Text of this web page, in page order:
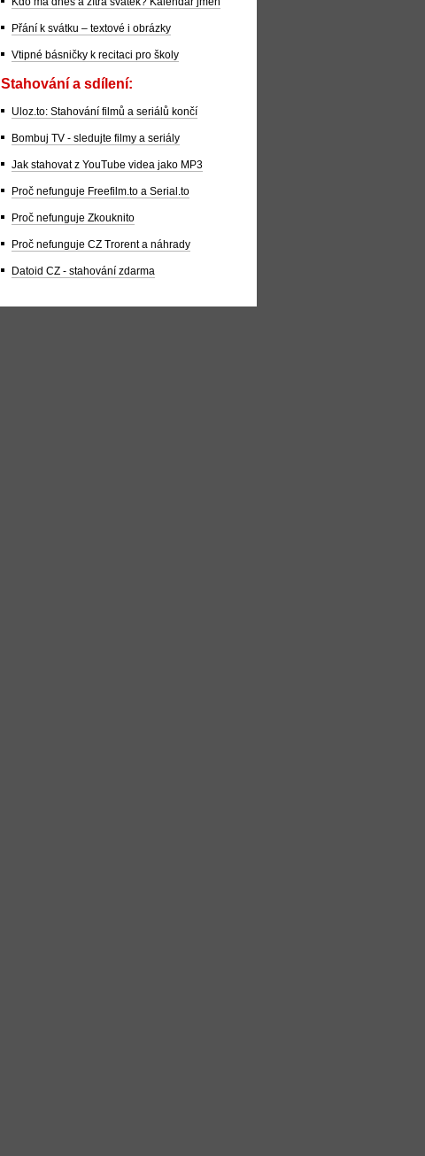
Přání k svátku – textové i obrázky
Vtipné básničky k recitaci pro školy
Stahování a sdílení:
Uloz.to: Stahování filmů a seriálů končí
Bombuj TV - sledujte filmy a seriály
Jak stahovat z YouTube videa jako MP3
Proč nefunguje Freefilm.to a Serial.to
Proč nefunguje Zkouknito
Proč nefunguje CZ Trorent a náhrady
Datoid CZ - stahování zdarma